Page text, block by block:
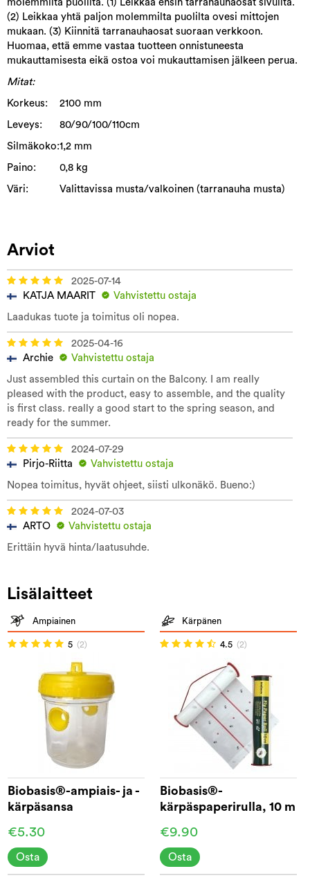
molemmilta puolilta. (1) Leikkaa ensin tarranauhaosat sivuilta.
(2) Leikkaa yhtä paljon molemmilta puolilta ovesi mittojen
mukaan. (3) Kiinnitä tarranauhaosat suoraan verkkoon.
Huomaa, että emme vastaa tuotteen onnistuneesta
mukauttamisesta eikä ostoa voi mukauttamisen jälkeen perua.
Mitat:
Korkeus: 2100 mm
Leveys: 80/90/100/110cm
Silmäkoko:1,2 mm
Paino: 0,8 kg
Väri: Valittavissa musta/valkoinen (tarranauha musta)
Arviot
2025-07-14
KATJA MAARIT
Vahvistettu ostaja
Laadukas tuote ja toimitus oli nopea.
2025-04-16
Archie
Vahvistettu ostaja
Just assembled this curtain on the Balcony. I am really
pleased with the product, easy to assemble, and the quality
is first class. really a good start to the spring season, and
ready for the summer.
2024-07-29
Pirjo-Riitta
Vahvistettu ostaja
Nopea toimitus, hyvät ohjeet, siisti ulkonäkö. Bueno:)
2024-07-03
ARTO
Vahvistettu ostaja
Erittäin hyvä hinta/laatusuhde.
Lisälaitteet
Ampiainen
5 (2)
Biobasis®-ampiais- ja -
kärpäsansa
€5.30
Osta
Kärpänen
4.5 (2)
Biobasis®-
kärpäspaperirulla, 10 m
€9.90
Osta